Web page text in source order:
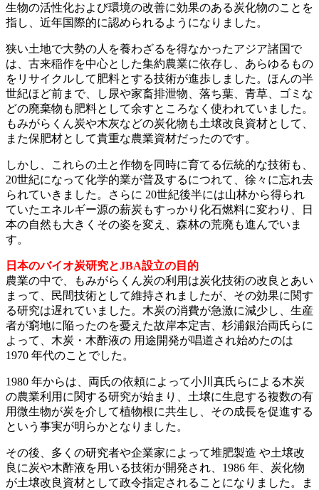
生物の活性化および環境の改善に効果のある炭化物のことを
指し、近年国際的に認められるようになりました。
狭い土地で大勢の人を養わざるを得なかったアジア諸国で
は、古来稲作を中心とした集約農業に依存し、あらゆるもの
をリサイクルして肥料とする技術が進歩しました。ほんの半
世紀ほど前まで、し尿や家畜排泄物、落ち葉、青草、ゴミな
どの廃棄物も肥料として余すところなく使われていました。
もみがらくん炭や木灰などの炭化物も土壌改良資材として、
また保肥材として貴重な農業資材だったのです。
しかし、これらの土と作物を同時に育てる伝統的な技術も、
20世紀になって化学的業が普及するにつれて、徐々に忘れ去
られていきました。さらに 20世紀後半には山林から得られ
ていたエネルギー源の薪炭もすっかり化石燃料に変わり、日
本の自然も大きくその姿を変え、森林の荒廃も進んでいま
す。
日本のバイオ炭研究とJBA設立の目的
農業の中で、もみがらくん炭の利用は炭化技術の改良とあい
まって、民間技術として維持されましたが、その効果に関す
る研究は遅れていました。木炭の消費が急激に減少し、生産
者が窮地に陥ったのを憂えた故岸本定吉、杉浦銀治両氏らに
よって、木炭・木酢液の 用途開発が唱道され始めたのは
1970 年代のことでした。
1980 年からは、両氏の依頼によって小川真氏らによる木炭
の農業利用に関する研究が始まり、土壌に生息する複数の有
用微生物が炭を介して植物根に共生し、その成長を促進する
という事実が明らかとなりました。
その後、多くの研究者や企業家によって堆肥製造 や土壌改
良に炭や木酢液を用いる技術が開発され、1986 年、炭化物
が土壌改良資材として政令指定されることになりました。ま